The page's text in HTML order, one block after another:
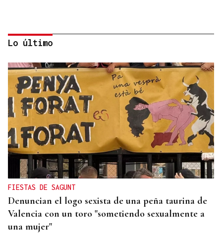
INFRAESTRUCTURAS
Xinzo estrena nueva travesía con carril bici y
zonas verdes
Lo último
FIESTAS DE SAGUNT
Denuncian el logo sexista de una peña taurina de
Valencia con un toro "sometiendo sexualmente a
una mujer"